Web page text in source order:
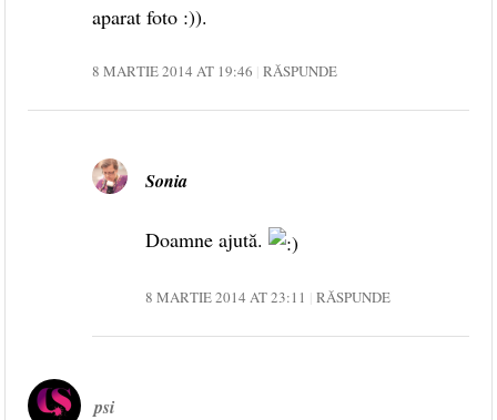
aparat foto :)).
8 MARTIE 2014 AT 19:46 RĂSPUNDE
Sonia
Doamne ajută.
8 MARTIE 2014 AT 23:11 RĂSPUNDE
psi